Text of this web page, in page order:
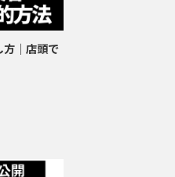
方｜店頭で